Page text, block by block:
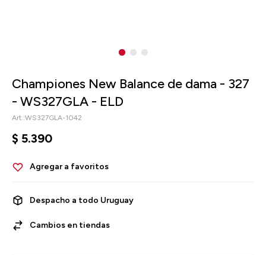
Championes New Balance de dama - 327
- WS327GLA - ELD
WS327GLA-1042
$ 5.390
Despacho a todo Uruguay
Cambios en tiendas